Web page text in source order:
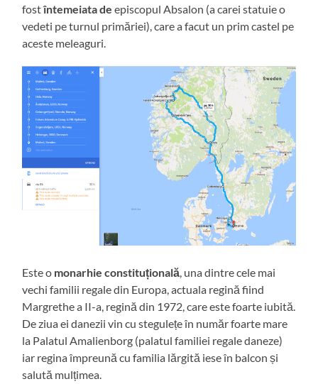
fostîntemeiata de episcopul Absalon (a carei statuie o
vedeti pe turnul primăriei), care a facut un prim castel pe
aceste meleaguri.
Este o monarhie constituțională , una dintre cele mai
vechi familii regale din Europa, actuala regină fiind
Margrethe a II-a, regină din 1972, care este foarte iubită.
De ziua ei danezii vin cu stegulețe în număr foarte mare
la Palatul Amalienborg (palatul familiei regale daneze)
iar regina împreună cu familia lărgită iese în balcon și
salută mulțimea.